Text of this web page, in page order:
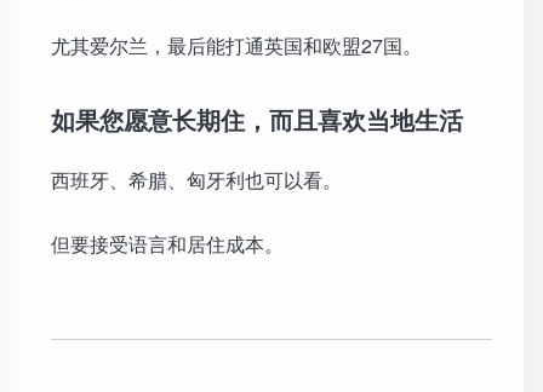
尤其爱尔兰，最后能打通英国和欧盟27国。
如果您愿意长期住，而且喜欢当地生活
西班牙、希腊、匈牙利也可以看。
但要接受语言和居住成本。